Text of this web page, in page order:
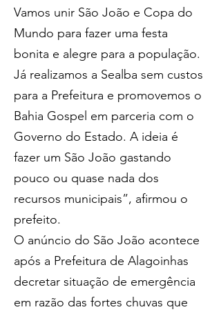
Vamos unir São João e Copa do
Mundo para fazer uma festa
bonita e alegre para a população.
Já realizamos a Sealba sem custos
para a Prefeitura e promovemos o
Bahia Gospel em parceria com o
Governo do Estado. A ideia é
fazer um São João gastando
pouco ou quase nada dos
recursos municipais”, afirmou o
prefeito.
O anúncio do São João acontece
após a Prefeitura de Alagoinhas
decretar situação de emergência
em razão das fortes chuvas que